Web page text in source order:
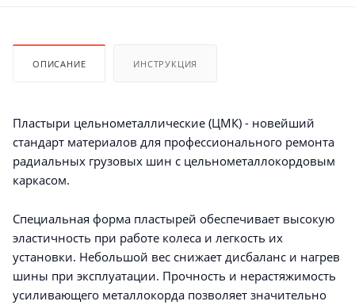
ОПИСАНИЕ ИНСТРУКЦИЯ
Пластыри цельнометаллические (ЦМК) - новейший
стандарт материалов для профессионального ремонта
радиальных грузовых шин с цельнометаллокордовым
каркасом.
Специальная форма пластырей обеспечивает высокую
эластичность при работе колеса и легкость их
установки. Небольшой вес снижает дисбаланс и нагрев
шины при эксплуатации. Прочность и нерастяжимость
усиливающего металлокорда позволяет значительно